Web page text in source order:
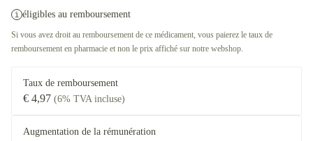
éligibles au remboursement
Si vous avez droit au remboursement de ce médicament, vous paierez le taux de
remboursement en pharmacie et non le prix affiché sur notre webshop.
Taux de remboursement
€ 4,97 (6% TVA incluse)
Augmentation de la rémunération